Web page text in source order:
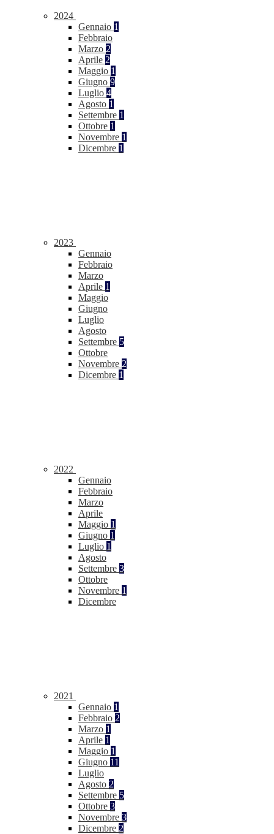
2024
Gennaio 1
Febbraio
Marzo 2
Aprile 2
Maggio 1
Giugno 9
Luglio 4
Agosto 1
Settembre 1
Ottobre 1
Novembre 1
Dicembre 1
2023
Gennaio
Febbraio
Marzo
Aprile 1
Maggio
Giugno
Luglio
Agosto
Settembre 5
Ottobre
Novembre 2
Dicembre 1
2022
Gennaio
Febbraio
Marzo
Aprile
Maggio 1
Giugno 1
Luglio 1
Agosto
Settembre 3
Ottobre
Novembre 1
Dicembre
2021
Gennaio 1
Febbraio 2
Marzo 1
Aprile 1
Maggio 1
Giugno 11
Luglio
Agosto 2
Settembre 5
Ottobre 3
Novembre 3
Dicembre 2